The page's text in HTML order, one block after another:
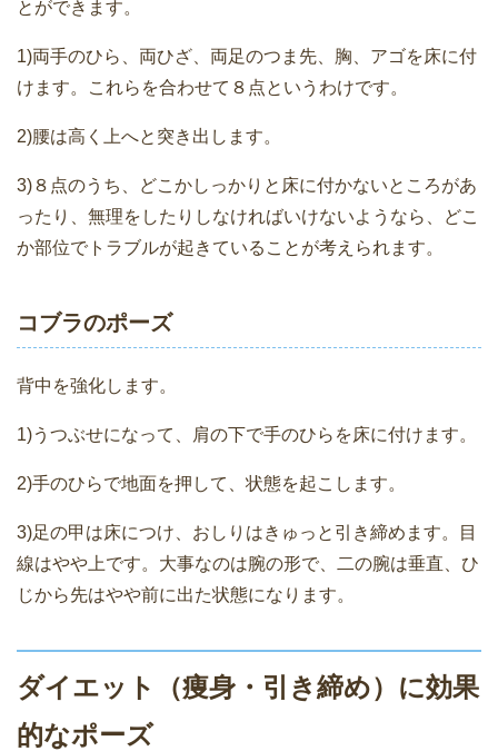
とができます。
1)両手のひら、両ひざ、両足のつま先、胸、アゴを床に付
けます。これらを合わせて８点というわけです。
2)腰は高く上へと突き出します。
3)８点のうち、どこかしっかりと床に付かないところがあ
ったり、無理をしたりしなければいけないようなら、どこ
か部位でトラブルが起きていることが考えられます。
コブラのポーズ
背中を強化します。
1)うつぶせになって、肩の下で手のひらを床に付けます。
2)手のひらで地面を押して、状態を起こします。
3)足の甲は床につけ、おしりはきゅっと引き締めます。目
線はやや上です。大事なのは腕の形で、二の腕は垂直、ひ
じから先はやや前に出た状態になります。
ダイエット（痩身・引き締め）に効果
的なポーズ